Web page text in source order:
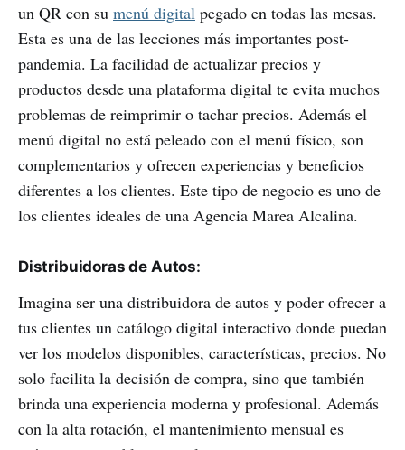
un QR con su menú digital pegado en todas las mesas.
Esta es una de las lecciones más importantes post-
pandemia. La facilidad de actualizar precios y
productos desde una plataforma digital te evita muchos
problemas de reimprimir o tachar precios. Además el
menú digital no está peleado con el menú físico, son
complementarios y ofrecen experiencias y beneficios
diferentes a los clientes. Este tipo de negocio es uno de
los clientes ideales de una Agencia Marea Alcalina.
Distribuidoras de Autos:
Imagina ser una distribuidora de autos y poder ofrecer a
tus clientes un catálogo digital interactivo donde puedan
ver los modelos disponibles, características, precios. No
solo facilita la decisión de compra, sino que también
brinda una experiencia moderna y profesional. Además
con la alta rotación, el mantenimiento mensual es